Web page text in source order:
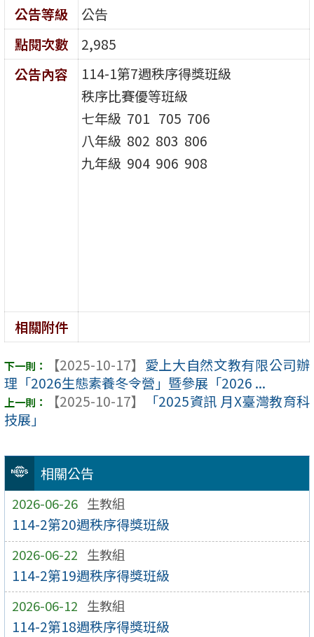
相關公告
2026-06-26 生教組
114-2第20週秩序得獎班級
2026-06-22 生教組
114-2第19週秩序得獎班級
2026-06-12 生教組
114-2第18週秩序得獎班級
公告等級
公告
點閱次數
2,985
公告內容
114-1第7週秩序得獎班級
秩序比賽優等班級
七年級 701 705 706
八年級 802 803 806
九年級 904 906 908
相關附件
【2025-10-17】 愛上大自然文教有限公司辦
理「2026生態素養冬令營」暨參展「2026 ...
【2025-10-17】
「2025資訊 月X臺灣教育科
技展」